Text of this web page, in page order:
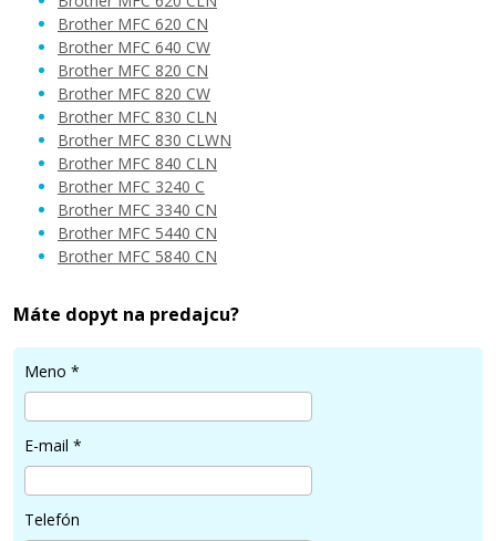
16,90 €
Pridať do košíka
Brother MFC 620 CN
Brother MFC 640 CW
Brother MFC 820 CN
Brother MFC 820 CW
Brother MFC 830 CLN
Brother MFC 830 CLWN
Brother MFC 840 CLN
Brother MFC 3240 C
Brother MFC 3340 CN
Brother MFC 5440 CN
Brother MFC 5840 CN
Máte dopyt na predajcu?
Meno *
E-mail *
Telefón